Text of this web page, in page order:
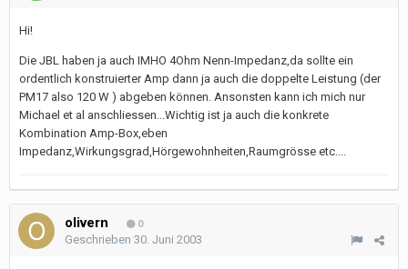
Hi!
Die JBL haben ja auch IMHO 4Ohm Nenn-Impedanz,da sollte ein
ordentlich konstruierter Amp dann ja auch die doppelte Leistung (der
PM17 also 120 W ) abgeben können. Ansonsten kann ich mich nur
Michael et al anschliessen...Wichtig ist ja auch die konkrete
Kombination Amp-Box,eben
Impedanz,Wirkungsgrad,Hörgewohnheiten,Raumgrösse etc....
olivern 0
Geschrieben 30. Juni 2003